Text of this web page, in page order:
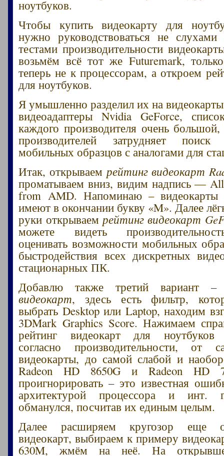
ноутбуков.
Чтобы купить видеокарту для
нужно руководствоваться не
тестами производительности
возьмём всё тот же Futuremark,
теперь не к процессорам, а откроем
для ноутбуков.
Я умышленно разделил их на
видеоадаптеры Nvidia GeForce,
каждого производителя очень
производителей затрудняет
мобильных образцов с аналогами для
Итак, открываем рейтинг видеокарт
проматываем вниз, видим надпись —
from AMD. Напоминаю – видеокарты
имеют в окончании букву «M». Далее
руки открываем рейтинг видеокарт
можете видеть
оценивать возможности мобильных
быстродействия всех дискретных
стационарных ПК.
Добавлю также третий вариант
видеокарт, здесь есть фильтр,
выбрать Desktop или Laptop, находим
3DMark Graphics Score. Нажимаем
рейтинг видеокарт для ноутбуков
согласно производительности, от
видеокарты, до самой слабой и
Radeon HD 8650G и Radeon HD
проигнорировать – это известная
архитектурой процессора и инт.
обманулся, посчитав их единым целым.
Далее расширяем кругозор еще
видеокарт, выбираем к примеру
630M, жмём на неё. На